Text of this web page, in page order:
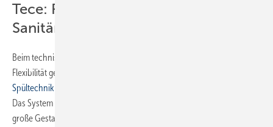
Tece: Flexible Lösungen für den
Sanitärbereich
Beim technischen Ausbau wurde auf klare Funktionstrennung und
Flexibilität geachtet. So kamen für die Bäder
Spültechnik
Das System aus Tragwerk und passenden Sanitärmodulen bietet
große Gestaltungsfreiheit und ermöglicht Planenden eine individuelle